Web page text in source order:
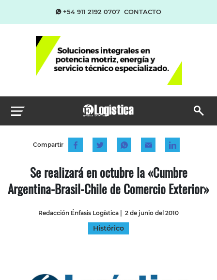
+54 911 2192 0707 CONTACTO
Compartir
Se realizará en octubre la «Cumbre
Argentina-Brasil-Chile de Comercio Exterior»
Redacción Énfasis Logística | 2 de junio del 2010
Histórico